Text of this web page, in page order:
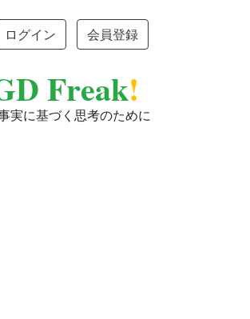
ログイン 会員登録
Freak!
実に基づく思考のために